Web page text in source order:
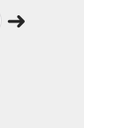
➜Étape suivante